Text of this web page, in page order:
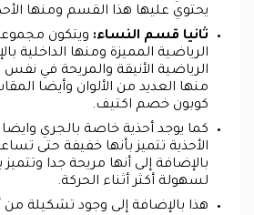
يحتوي عليها هذا القسم ومنها
ثانيا قسم النساء: ويتكون
الرياضية المميزة ومنها الداخلية
الرياضية الأنيقة والمريحة في
منها العديد من الألوان وأيضا
كوبون خصم اكتيف.
كما يوجد أحذية خاصة بالجري
الأحذية تتميز بأنها خفيفة حتى
بالإضافة إلى أنها مريحة جدا
لسهولة أكثر أثناء الحركة.
هذا بالإضافة إلى وجود تشكيلة